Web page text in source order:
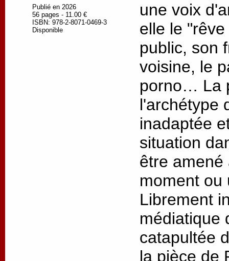
Publié en 2026
56 pages - 11.00 €
ISBN: 978-2-8071-0469-3
Disponible
une voix
elle le
public, son
voisine, le
porno… La
l'archétype
inadaptée
situation
être amené
moment ou
Librement
médiatique
catapultée
la pièce de